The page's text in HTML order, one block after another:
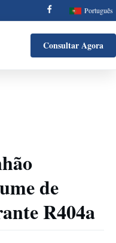
Português
Consultar Agora
de
R404a